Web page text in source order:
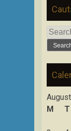
Search
for:
M
T